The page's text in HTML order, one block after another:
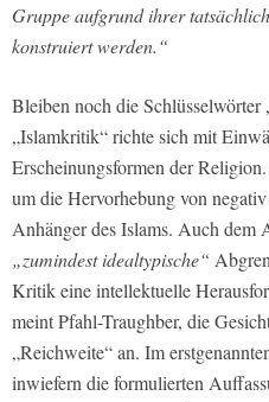
Gruppe aufgrund ihrer
konstruiert werden.“
Bleiben noch die
„Islamkritik“ richte sich mit
Erscheinungsformen der
um die Hervorhebung von
Anhänger des Islams. Auch dem
„zumindest idealtypische“
Kritik eine intellektuelle
meint Pfahl-Traughber, die
„Reichweite“ an. Im
inwiefern die formulierten